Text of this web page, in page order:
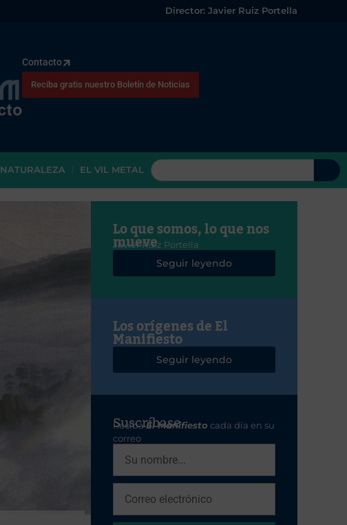
Director: Javier Ruiz Portella
Contacto
Reciba gratis nuestro Boletín de Noticias
NATURALEZA EL VIL METAL
Lo que somos, lo que nos
mueve
Javier Ruiz Portella
Seguir leyendo
Los orígenes de El
Manifiesto
Seguir leyendo
Suscríbase
RecibaEl Manifiesto cada día en su
correo